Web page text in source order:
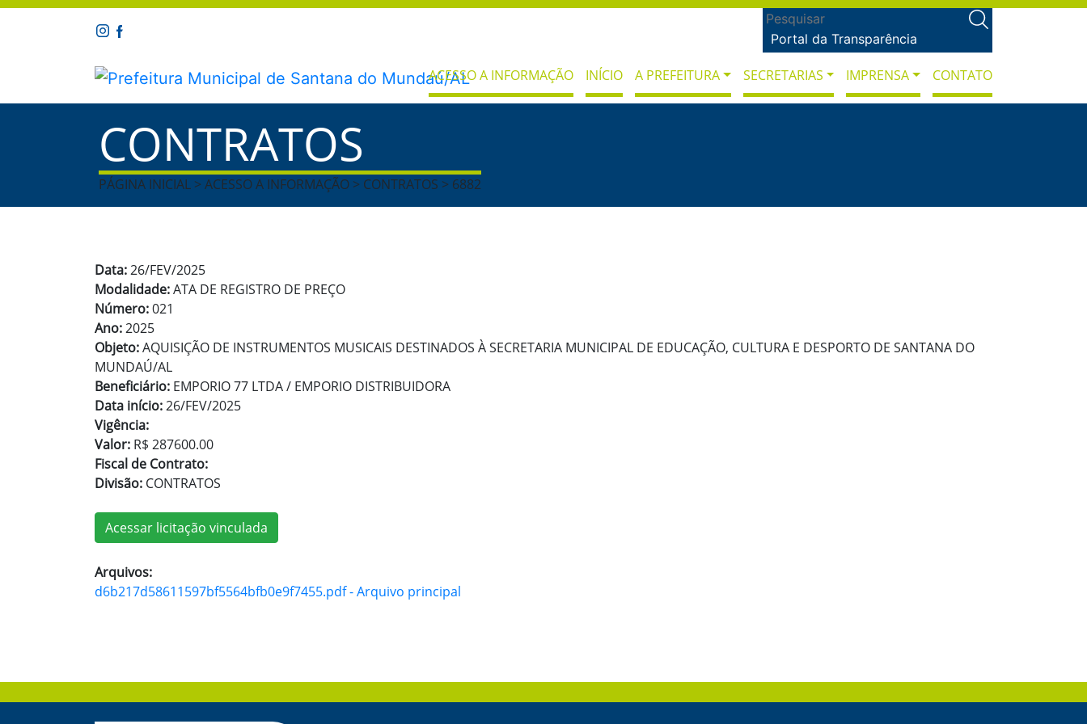
Portal da Transparência
ACESSO A INFORMAÇÃO INÍCIO A PREFEITURA SECRETARIAS IMPRENSA CONTATO
CONTRATOS
PÁGINA INICIAL > ACESSO A INFORMAÇÃO > CONTRATOS > 6882
Data:26/FEV/2025
Modalidade:ATA DE REGISTRO DE PREÇO
Número:021
Ano:2025
Objeto:AQUISIÇÃO DE INSTRUMENTOS MUSICAIS DESTINADOS À SECRETARIA MUNICIPAL DE EDUCAÇÃO, CULTURA E DESPORTO DE SANTANA DO
MUNDAÚ/AL
Beneficiário: EMPORIO 77 LTDA / EMPORIO DISTRIBUIDORA
Data início:26/FEV/2025
Vigência:
Valor: R$ 287600.00
Fiscal de Contrato:
Divisão: CONTRATOS
Acessar licitação vinculada
Arquivos:
d6b217d58611597bf5564bfb0e9f7455.pdf - Arquivo principal